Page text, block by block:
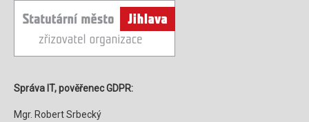
Správa IT, pověřenec GDPR:
Mgr. Robert Srbecký